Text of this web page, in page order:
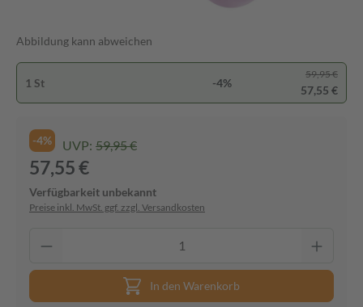
Abbildung kann abweichen
1 St -4%
59,95 €
57,55 €
-4% UVP: 59,95 €
57,55 €
Verfügbarkeit unbekannt
Preise inkl. MwSt. ggf. zzgl. Versandkosten
In den Warenkorb